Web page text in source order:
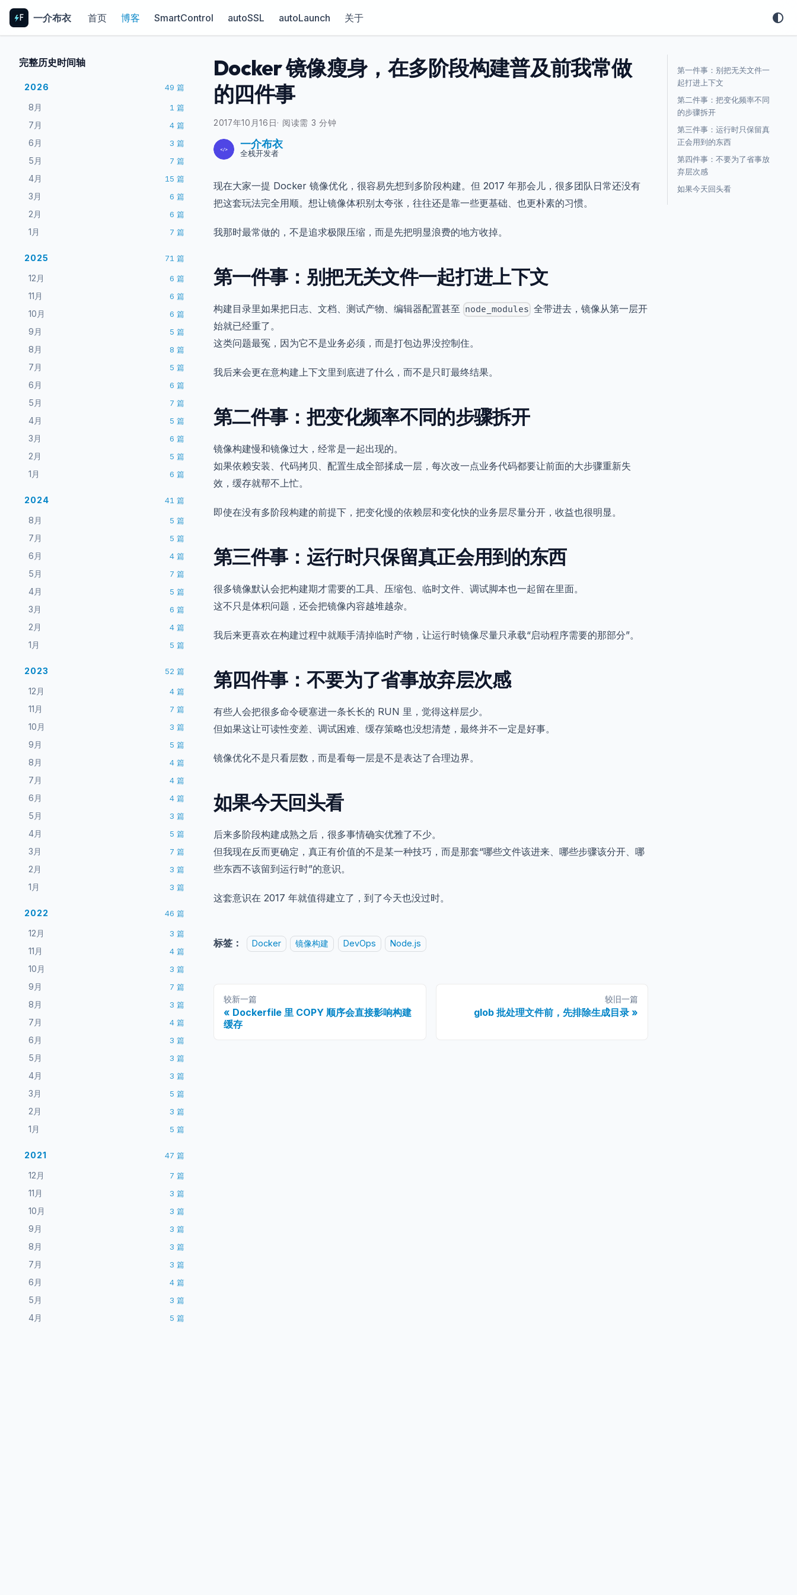
一介布衣 首页 博客 SmartControl autoSSL autoLaunch 关于
完整历史时间轴
2026 49 篇
8月 1 篇
7月 4 篇
6月 3 篇
5月 7 篇
4月 15 篇
3月 6 篇
2月 6 篇
1月 7 篇
2025 71 篇
12月 6 篇
11月 6 篇
10月 6 篇
9月 5 篇
8月 8 篇
7月 5 篇
6月 6 篇
5月 7 篇
4月 5 篇
3月 6 篇
2月 5 篇
1月 6 篇
2024 41 篇
8月 5 篇
7月 5 篇
6月 4 篇
5月 7 篇
4月 5 篇
3月 6 篇
2月 4 篇
1月 5 篇
2023 52 篇
12月 4 篇
11月 7 篇
10月 3 篇
9月 5 篇
8月 4 篇
7月 4 篇
6月 4 篇
5月 3 篇
4月 5 篇
3月 7 篇
2月 3 篇
1月 3 篇
2022 46 篇
12月 3 篇
11月 4 篇
10月 3 篇
9月 7 篇
8月 3 篇
7月 4 篇
6月 3 篇
5月 3 篇
4月 3 篇
3月 5 篇
2月 3 篇
1月 5 篇
2021 47 篇
12月 7 篇
11月 3 篇
10月 3 篇
9月 3 篇
8月 3 篇
7月 3 篇
6月 4 篇
5月 3 篇
4月 5 篇
Docker 镜像瘦身，在多阶段构建普及前我常做
的四件事
2017年10月16日· 阅读需 3 分钟
一介布衣
全栈开发者
现在大家一提 Docker 镜像优化，很容易先想到多阶段构建。但 2017 年那会儿，很多团队日常还没有
把这套玩法完全用顺。想让镜像体积别太夸张，往往还是靠一些更基础、也更朴素的习惯。
我那时最常做的，不是追求极限压缩，而是先把明显浪费的地方收掉。
第一件事：别把无关文件一起打进上下文
构建目录里如果把日志、文档、测试产物、编辑器配置甚至 node_modules 全带进去，镜像从第一层开
始就已经重了。
这类问题最冤，因为它不是业务必须，而是打包边界没控制住。
我后来会更在意构建上下文里到底进了什么，而不是只盯最终结果。
第二件事：把变化频率不同的步骤拆开
镜像构建慢和镜像过大，经常是一起出现的。
如果依赖安装、代码拷贝、配置生成全部揉成一层，每次改一点业务代码都要让前面的大步骤重新失
效，缓存就帮不上忙。
即使在没有多阶段构建的前提下，把变化慢的依赖层和变化快的业务层尽量分开，收益也很明显。
第三件事：运行时只保留真正会用到的东西
很多镜像默认会把构建期才需要的工具、压缩包、临时文件、调试脚本也一起留在里面。
这不只是体积问题，还会把镜像内容越堆越杂。
我后来更喜欢在构建过程中就顺手清掉临时产物，让运行时镜像尽量只承载“启动程序需要的那部分”。
第四件事：不要为了省事放弃层次感
有些人会把很多命令硬塞进一条长长的 RUN 里，觉得这样层少。
但如果这让可读性变差、调试困难、缓存策略也没想清楚，最终并不一定是好事。
镜像优化不是只看层数，而是看每一层是不是表达了合理边界。
如果今天回头看
后来多阶段构建成熟之后，很多事情确实优雅了不少。
但我现在反而更确定，真正有价值的不是某一种技巧，而是那套“哪些文件该进来、哪些步骤该分开、哪
些东西不该留到运行时”的意识。
这套意识在 2017 年就值得建立了，到了今天也没过时。
标签： Docker 镜像构建 DevOps Node.js
较新一篇
Dockerfile 里 COPY 顺序会直接影响构建
缓存
较旧一篇
glob 批处理文件前，先排除生成目录
第一件事：别把无关文件一
起打进上下文
第二件事：把变化频率不同
的步骤拆开
第三件事：运行时只保留真
正会用到的东西
第四件事：不要为了省事放
弃层次感
如果今天回头看